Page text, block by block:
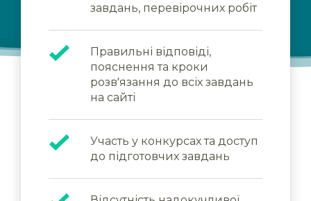
завдань, перевірочних робіт
Правильні відповіді,
пояснення та кроки
розв'язання до всіх завдань
на сайті
Участь у конкурсах та доступ
до підготовчих завдань